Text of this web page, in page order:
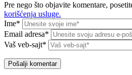
Pre nego što objavite komentare,
korišćenja usluge.
Ime*
Email adresa*
Vaš veb-sajt*